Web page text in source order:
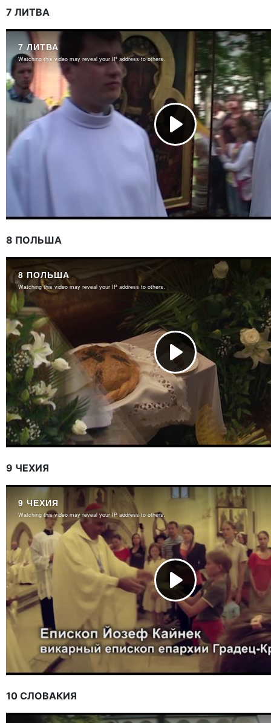
7 ЛИТВА
8 ПОЛЬША
9 ЧЕХИЯ
10 СЛОВАКИЯ